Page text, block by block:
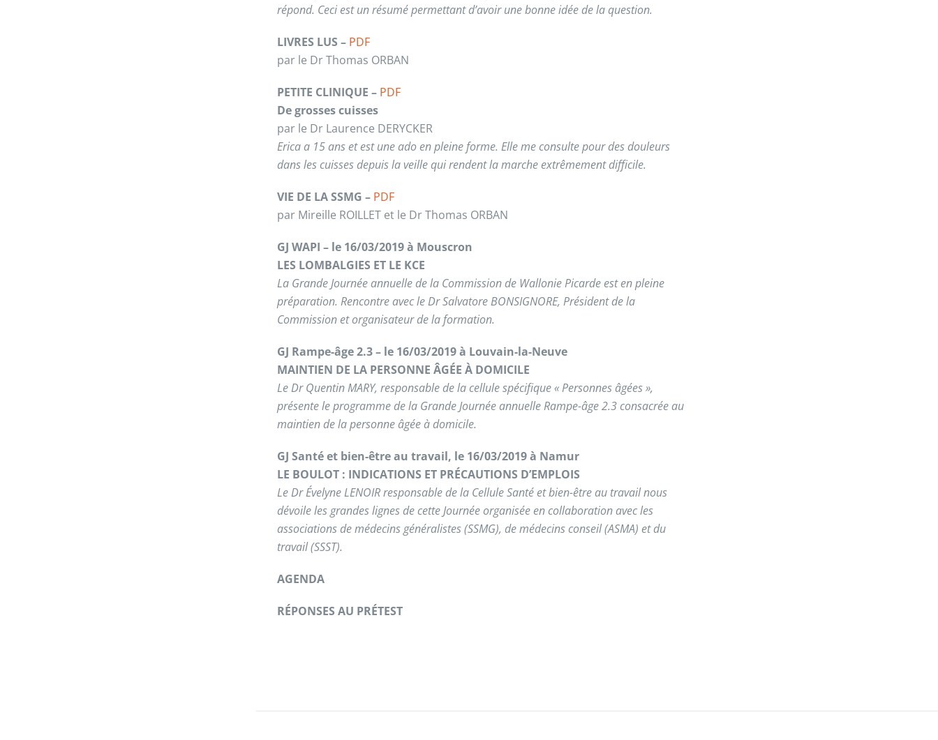
répond. Ceci est un résumé permettant d’avoir une bonne idée de la question.
LIVRES LUS – PDF
par le Dr Thomas ORBAN
PETITE CLINIQUE – PDF
De grosses cuisses
par le Dr Laurence DERYCKER
Erica a 15 ans et est une ado en pleine forme. Elle me consulte pour des douleurs
dans les cuisses depuis la veille qui rendent la marche extrêmement difficile.
VIE DE LA SSMG – PDF
par Mireille ROILLET et le Dr Thomas ORBAN
GJ WAPI – le 16/03/2019 à Mouscron
LES LOMBALGIES ET LE KCE
La Grande Journée annuelle de la Commission de Wallonie Picarde est en pleine
préparation. Rencontre avec le Dr Salvatore BONSIGNORE, Président de la
Commission et organisateur de la formation.
GJ Rampe-âge 2.3 – le 16/03/2019 à Louvain-la-Neuve
MAINTIEN DE LA PERSONNE ÂGÉE À DOMICILE
Le Dr Quentin MARY, responsable de la cellule spécifique « Personnes âgées »,
présente le programme de la Grande Journée annuelle Rampe-âge 2.3 consacrée au
maintien de la personne âgée à domicile.
GJ Santé et bien-être au travail, le 16/03/2019 à Namur
LE BOULOT : INDICATIONS ET PRÉCAUTIONS D’EMPLOIS
Le Dr Évelyne LENOIR responsable de la Cellule Santé et bien-être au travail nous
dévoile les grandes lignes de cette Journée organisée en collaboration avec les
associations de médecins généralistes (SSMG), de médecins conseil (ASMA) et du
travail (SSST).
AGENDA
RÉPONSES AU PRÉTEST